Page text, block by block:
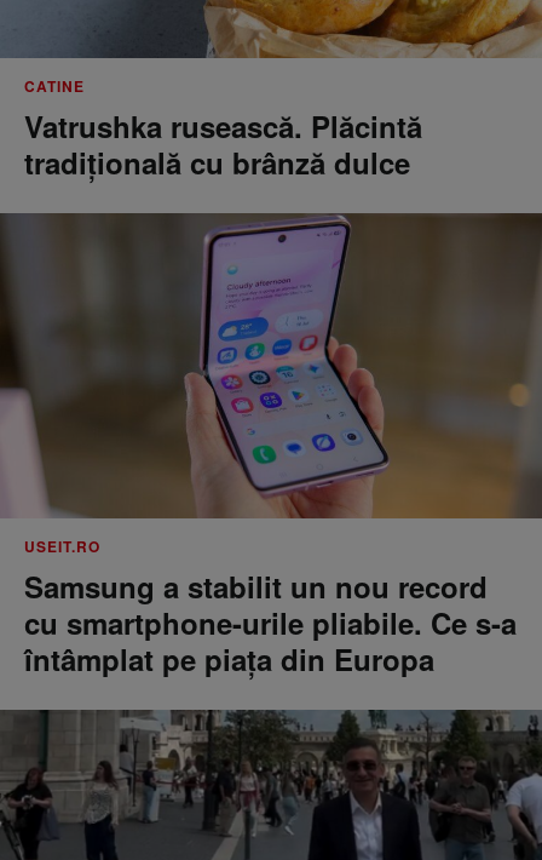
CATINE
Vatrushka rusească. Plăcintă
tradițională cu brânză dulce
USEIT.RO
Samsung a stabilit un nou record
cu smartphone-urile pliabile. Ce s-a
întâmplat pe piața din Europa